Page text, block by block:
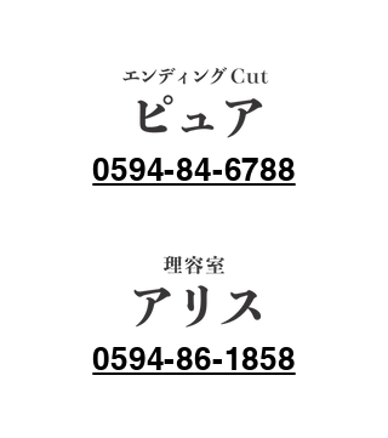
0594-84-6788
0594-86-1858